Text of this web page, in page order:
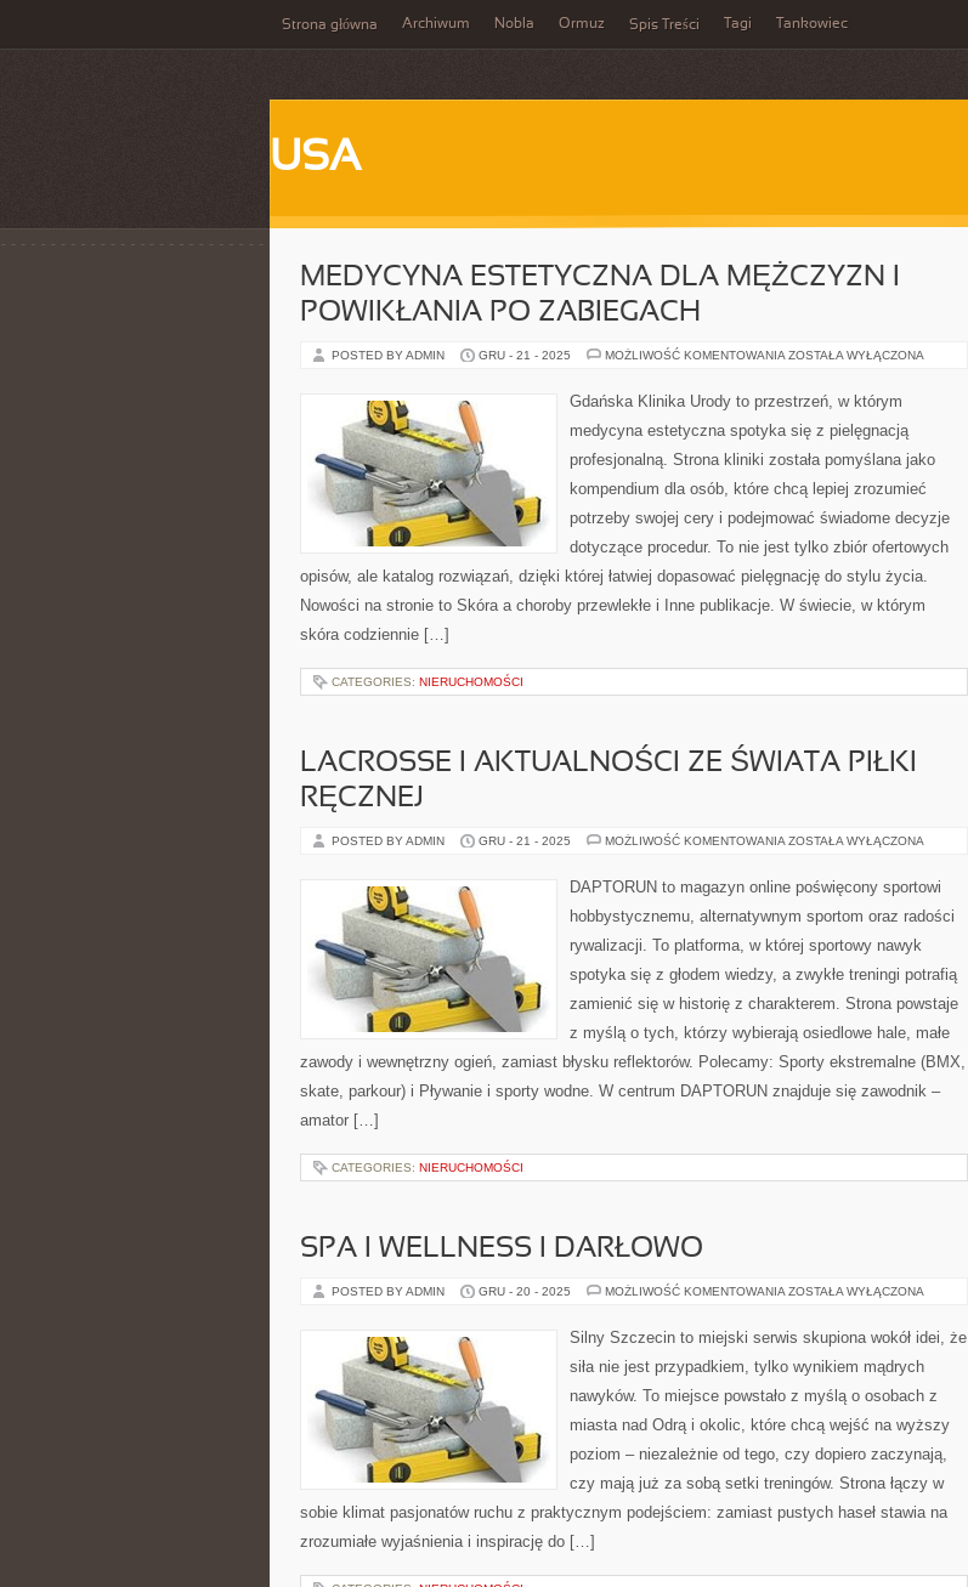
Strona główna Archiwum Nobla Ormuz Spis Treści Tagi Tankowiec
USA
MEDYCYNA ESTETYCZNA DLA MĘŻCZYZN I
POWIKŁANIA PO ZABIEGACH
POSTED BY ADMIN GRU - 21 - 2025 MOŻLIWOŚĆ KOMENTOWANIA MEDYCYNA
MĘŻCZYZN
I
PO
ZOSTAŁA WYŁĄCZONA
Gdańska Klinika Urody to przestrzeń, w którym
medycyna estetyczna spotyka się z pielęgnacją
profesjonalną. Strona kliniki została pomyślana jako
kompendium dla osób, które chcą lepiej zrozumieć
potrzeby swojej cery i podejmować świadome decyzje
dotyczące procedur. To nie jest tylko zbiór ofertowych
opisów, ale katalog rozwiązań, dzięki której łatwiej dopasować pielęgnację do stylu życia.
Nowości na stronie to Skóra a choroby przewlekłe i Inne publikacje. W świecie, w którym
skóra codziennie […]
CATEGORIES: NIERUCHOMOŚCI
LACROSSE I AKTUALNOŚCI ZE ŚWIATA PIŁKI
RĘCZNEJ
POSTED BY ADMIN GRU - 21 - 2025 MOŻLIWOŚĆ KOMENTOWANIA LACROSSE
ŚWIATA
RĘCZNEJ
ZOSTAŁA WYŁĄCZONA
DAPTORUN to magazyn online poświęcony sportowi
hobbystycznemu, alternatywnym sportom oraz radości
rywalizacji. To platforma, w której sportowy nawyk
spotyka się z głodem wiedzy, a zwykłe treningi potrafią
zamienić się w historię z charakterem. Strona powstaje
z myślą o tych, którzy wybierają osiedlowe hale, małe
zawody i wewnętrzny ogień, zamiast błysku reflektorów. Polecamy: Sporty ekstremalne (BMX,
skate, parkour) i Pływanie i sporty wodne. W centrum DAPTORUN znajduje się zawodnik –
amator […]
CATEGORIES: NIERUCHOMOŚCI
SPA I WELLNESS I DARŁOWO
POSTED BY ADMIN GRU - 20 - 2025 MOŻLIWOŚĆ KOMENTOWANIA SPA
I
DARŁOWO
ZOSTAŁA WYŁĄCZONA
Silny Szczecin to miejski serwis skupiona wokół idei, że
siła nie jest przypadkiem, tylko wynikiem mądrych
nawyków. To miejsce powstało z myślą o osobach z
miasta nad Odrą i okolic, które chcą wejść na wyższy
poziom – niezależnie od tego, czy dopiero zaczynają,
czy mają już za sobą setki treningów. Strona łączy w
sobie klimat pasjonatów ruchu z praktycznym podejściem: zamiast pustych haseł stawia na
zrozumiałe wyjaśnienia i inspirację do […]